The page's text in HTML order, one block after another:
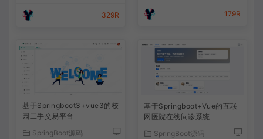
329R 179R
基于Springboot3+vue3的校
园二手交易平台
SpringBoot源码
基于Springboot+Vue的互联
网医院在线问诊系统
SpringBoot源码